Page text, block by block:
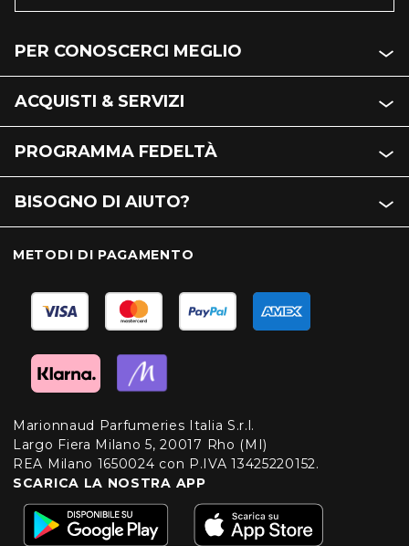
PER CONOSCERCI MEGLIO
ACQUISTI & SERVIZI
PROGRAMMA FEDELTÀ
BISOGNO DI AIUTO?
METODI DI PAGAMENTO
Marionnaud Parfumeries Italia S.r.l.
Largo Fiera Milano 5, 20017 Rho (MI)
REA Milano 1650024 con P.IVA 13425220152.
SCARICA LA NOSTRA APP